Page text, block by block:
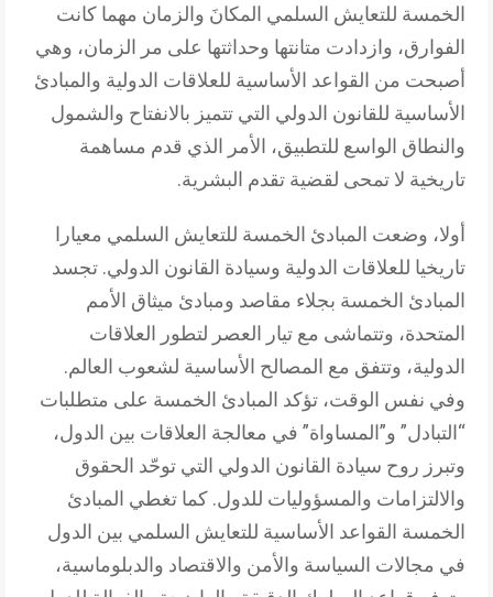
الخمسة للتعايش السلمي المكانَ والزمان مهما كانت
الفوارق، وازدادت متانتها وحداثتها على مر الزمان، وهي
أصبحت من القواعد الأساسية للعلاقات الدولية والمبادئ
الأساسية للقانون الدولي التي تتميز بالانفتاح والشمول
والنطاق الواسع للتطبيق، الأمر الذي قدم مساهمة
تاريخية لا تمحى لقضية تقدم البشرية.
أولا، وضعت المبادئ الخمسة للتعايش السلمي معيارا
تاريخيا للعلاقات الدولية وسيادة القانون الدولي. تجسد
المبادئ الخمسة بجلاء مقاصد ومبادئ ميثاق الأمم
المتحدة، وتتماشى مع تيار العصر لتطور العلاقات
الدولية، وتتفق مع المصالح الأساسية لشعوب العالم.
وفي نفس الوقت، تؤكد المبادئ الخمسة على متطلبات
“التبادل” و”المساواة” في معالجة العلاقات بين الدول،
وتبرز روح سيادة القانون الدولي التي توحّد الحقوق
والالتزامات والمسؤوليات للدول. كما تغطي المبادئ
الخمسة القواعد الأساسية للتعايش السلمي بين الدول
في مجالات السياسة والأمن والاقتصاد والدبلوماسية،